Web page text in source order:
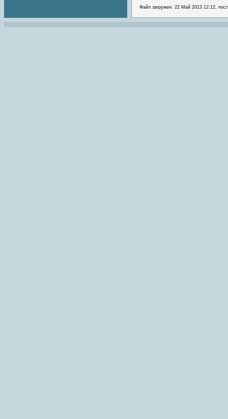
Файл загружен: 22 Май 2013 12:12,